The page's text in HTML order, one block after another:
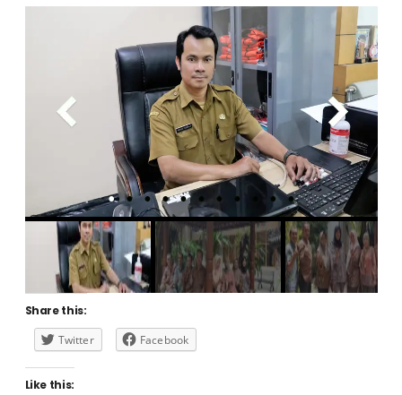
Share this:
Twitter
Facebook
Like this: